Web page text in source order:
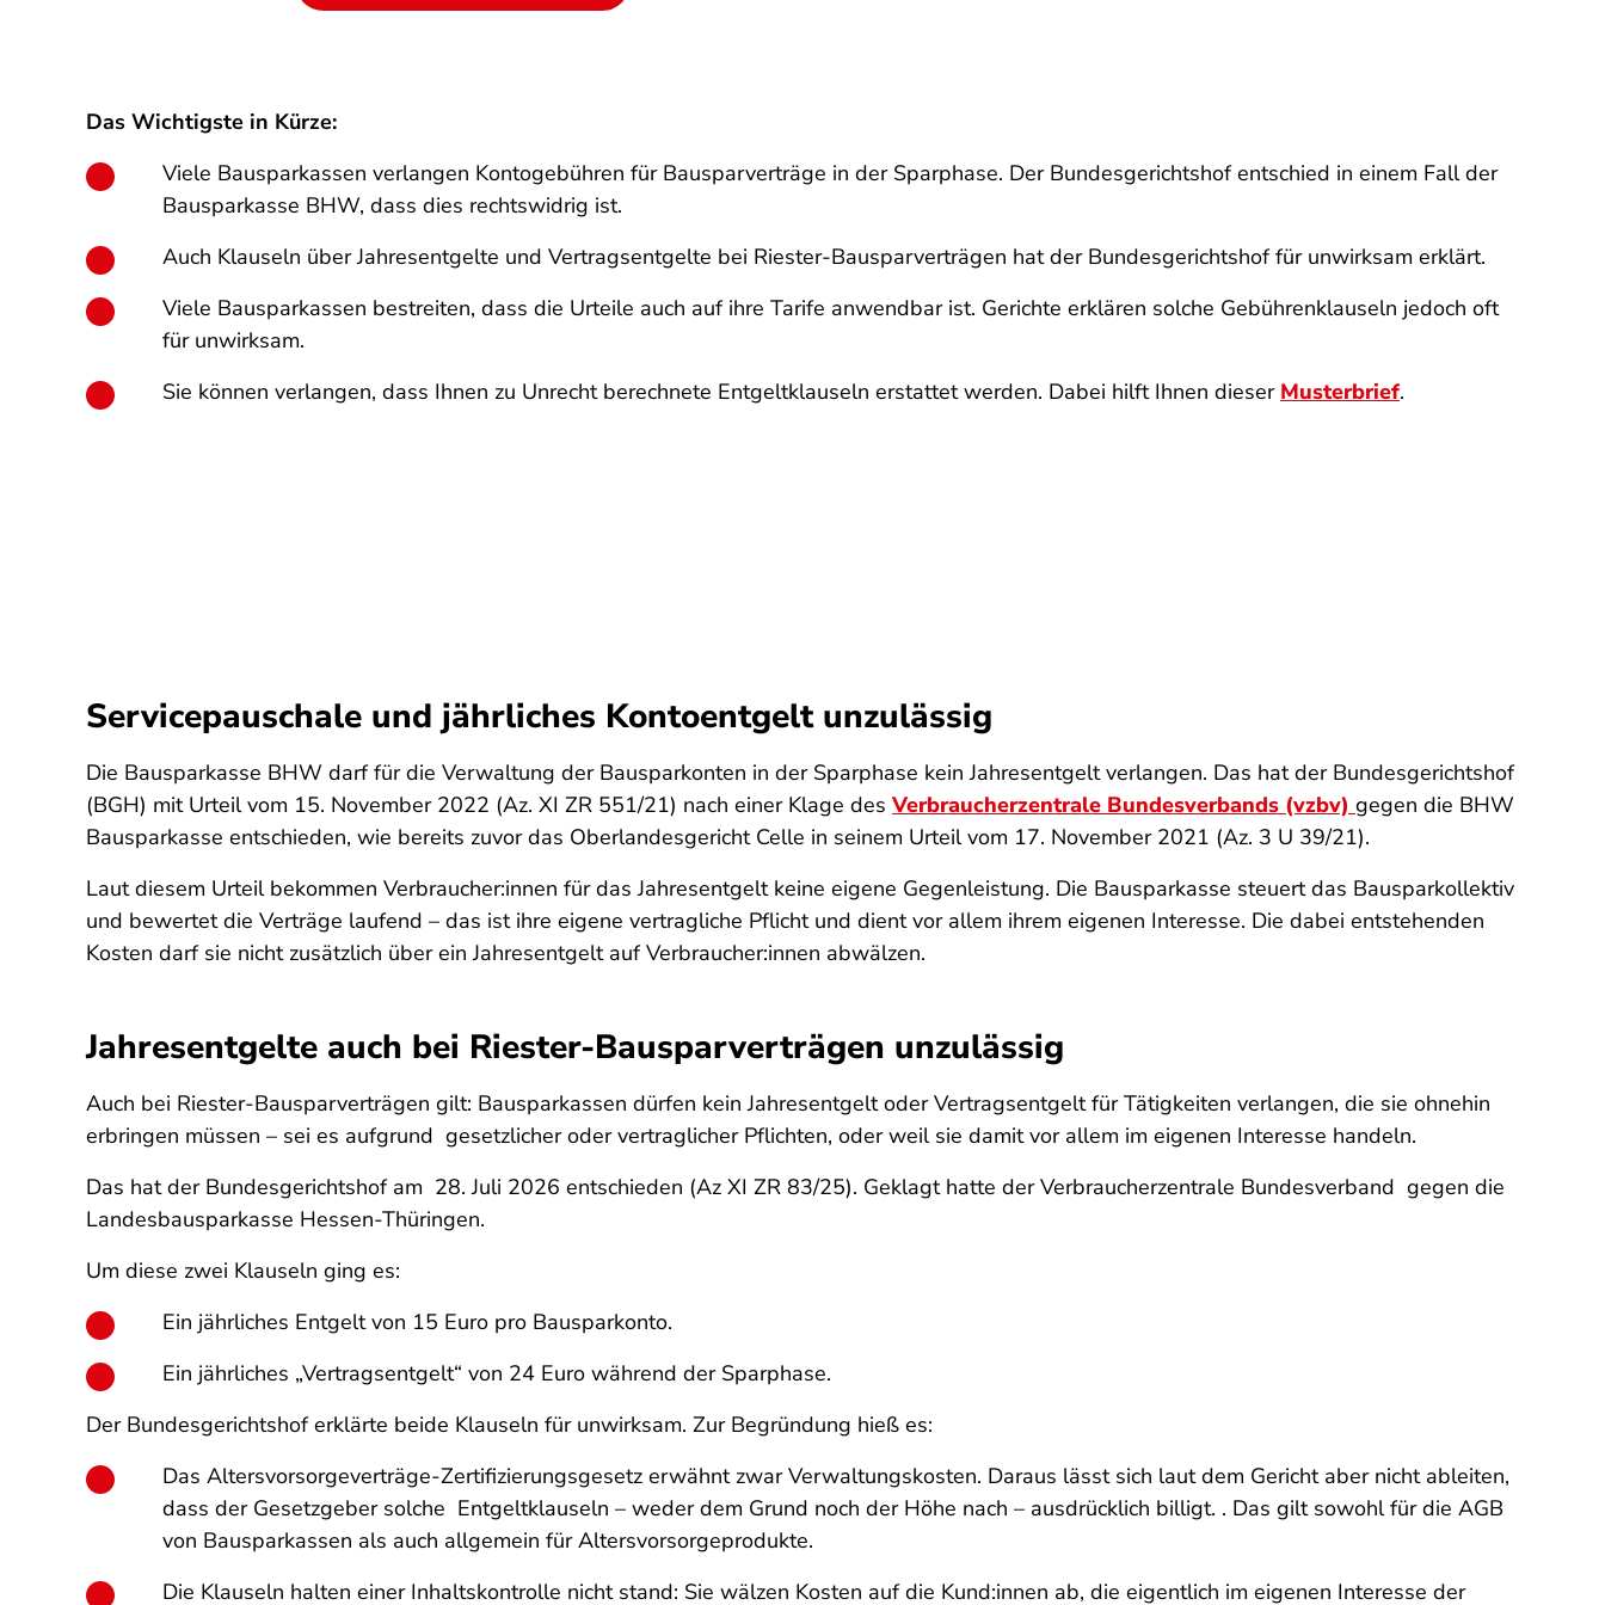
Das Wichtigste in Kürze:
Viele Bausparkassen verlangen Kontogebühren für Bausparverträge in der Sparphase. Der Bundesgerichtshof entschied in einem Fall der
Bausparkasse BHW, dass dies rechtswidrig ist.
Auch Klauseln über Jahresentgelte und Vertragsentgelte bei Riester-Bausparverträgen hat der Bundesgerichtshof für unwirksam erklärt.
Viele Bausparkassen bestreiten, dass die Urteile auch auf ihre Tarife anwendbar ist. Gerichte erklären solche Gebührenklauseln jedoch oft
für unwirksam.
Sie können verlangen, dass Ihnen zu Unrecht berechnete Entgeltklauseln erstattet werden. Dabei hilft Ihnen dieser Musterbrief.
Servicepauschale und jährliches Kontoentgelt unzulässig
Die Bausparkasse BHW darf für die Verwaltung der Bausparkonten in der Sparphase kein Jahresentgelt verlangen. Das hat der Bundesgerichtshof
(BGH) mit Urteil vom 15. November 2022 (Az. XI ZR 551/21) nach einer Klage desVerbraucherzentrale Bundesverbands (vzbv) gegen die BHW
Bausparkasse entschieden, wie bereits zuvor das Oberlandesgericht Celle in seinem Urteil vom 17. November 2021 (Az. 3 U 39/21).
Laut diesem Urteil bekommen Verbraucher:innen für das Jahresentgelt keine eigene Gegenleistung. Die Bausparkasse steuert das Bausparkollektiv
und bewertet die Verträge laufend – das ist ihre eigene vertragliche Pflicht und dient vor allem ihrem eigenen Interesse. Die dabei entstehenden
Kosten darf sie nicht zusätzlich über ein Jahresentgelt auf Verbraucher:innen abwälzen.
Jahresentgelte auch bei Riester-Bausparverträgen unzulässig
Auch bei Riester-Bausparverträgen gilt: Bausparkassen dürfen kein Jahresentgelt oder Vertragsentgelt für Tätigkeiten verlangen, die sie ohnehin
erbringen müssen – sei es aufgrund gesetzlicher oder vertraglicher Pflichten, oder weil sie damit vor allem im eigenen Interesse handeln.
Das hat der Bundesgerichtshof am 28. Juli 2026 entschieden (Az XI ZR 83/25). Geklagt hatte der Verbraucherzentrale Bundesverband gegen die
Landesbausparkasse Hessen-Thüringen.
Um diese zwei Klauseln ging es:
Ein jährliches Entgelt von 15 Euro pro Bausparkonto.
Ein jährliches „Vertragsentgelt“ von 24 Euro während der Sparphase.
Der Bundesgerichtshof erklärte beide Klauseln für unwirksam. Zur Begründung hieß es:
Das Altersvorsorgeverträge-Zertifizierungsgesetz erwähnt zwar Verwaltungskosten. Daraus lässt sich laut dem Gericht aber nicht ableiten,
dass der Gesetzgeber solche Entgeltklauseln – weder dem Grund noch der Höhe nach – ausdrücklich billigt. . Das gilt sowohl für die AGB
von Bausparkassen als auch allgemein für Altersvorsorgeprodukte.
Die Klauseln halten einer Inhaltskontrolle nicht stand: Sie wälzen Kosten auf die Kund:innen ab, die eigentlich im eigenen Interesse der